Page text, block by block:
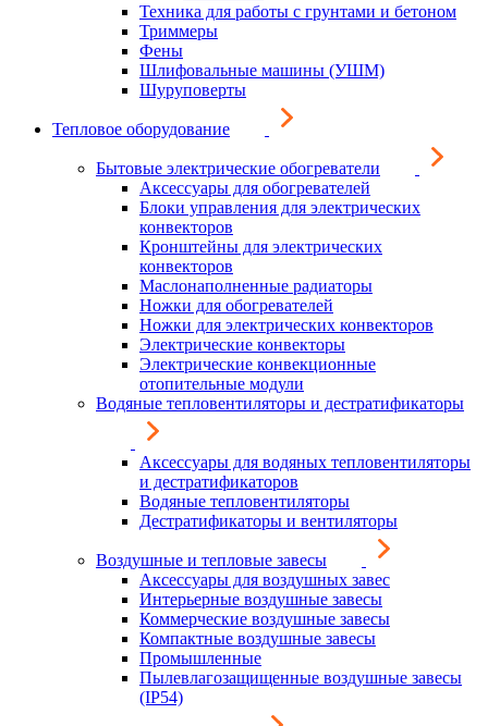
Техника для работы с грунтами и бетоном
Триммеры
Фены
Шлифовальные машины (УШМ)
Шуруповерты
Тепловое оборудование
Бытовые электрические обогреватели
Аксессуары для обогревателей
Блоки управления для электрических
конвекторов
Кронштейны для электрических
конвекторов
Маслонаполненные радиаторы
Ножки для обогревателей
Ножки для электрических конвекторов
Электрические конвекторы
Электрические конвекционные
отопительные модули
Водяные тепловентиляторы и дестратификаторы
Аксессуары для водяных тепловентиляторы
и дестратификаторов
Водяные тепловентиляторы
Дестратификаторы и вентиляторы
Воздушные и тепловые завесы
Аксессуары для воздушных завес
Интерьерные воздушные завесы
Коммерческие воздушные завесы
Компактные воздушные завесы
Промышленные
Пылевлагозащищенные воздушные завесы
(IP54)